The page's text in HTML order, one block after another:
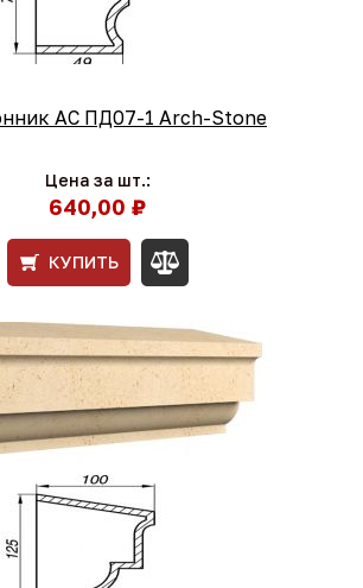
АС ПД07-1 Arch-Stone
Цена за шт.:
640,00 ₽
КУПИТЬ